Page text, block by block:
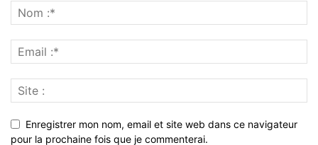
Enregistrer mon nom, email et site web dans ce navigateur
pour la prochaine fois que je commenterai.